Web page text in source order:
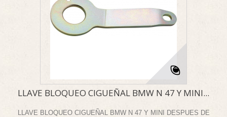
LLAVE BLOQUEO CIGUEÑAL BMW N 47 Y MINI...
LLAVE BLOQUEO CIGUEÑAL BMW N 47 Y MINI DESPUES DE